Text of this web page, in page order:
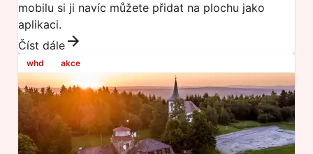
mobilu si ji navíc můžete přidat na plochu jako
aplikaci.
Číst dále
whd akce